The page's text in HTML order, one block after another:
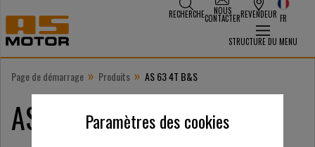
RECHERCHE NOUS
CONTACTERREVENDEUR FR
STRUCTURE DU MENU
Page de démarrage » Produits » AS 63 4T B&S
AS 63 4T B&SParamètres des cookies